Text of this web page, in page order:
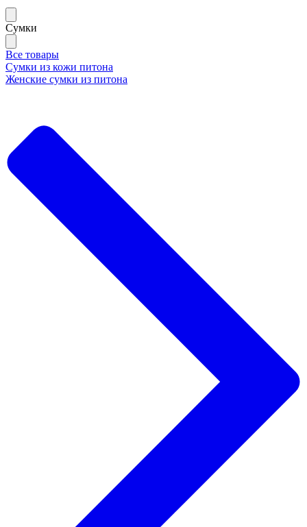
Сумки
Все товары
Сумки из кожи питона
Женские сумки из питона